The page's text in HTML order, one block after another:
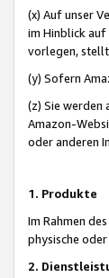
(x) Auf unser
im Hinblick auf
vorlegen, stellt
(y) Sofern
(z) Sie werden
Amazon-
oder anderen
1. Produkte
Im Rahmen
physische
2.